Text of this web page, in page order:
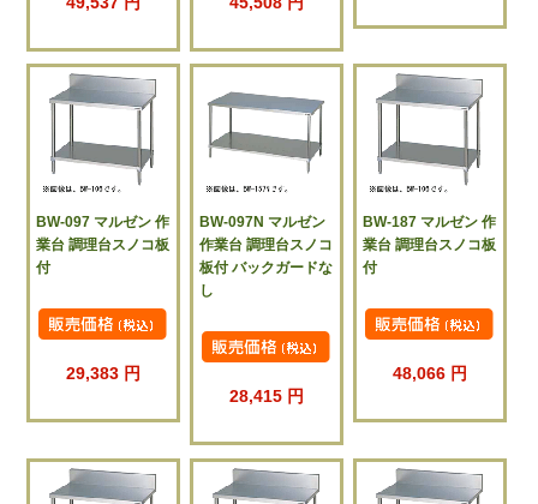
BW-097 マルゼン 作
業台 調理台スノコ板
付
29,383 円
BW-097N マルゼン
作業台 調理台スノコ
板付 バックガードな
し
28,415 円
BW-187 マルゼン 作
業台 調理台スノコ板
付
48,066 円